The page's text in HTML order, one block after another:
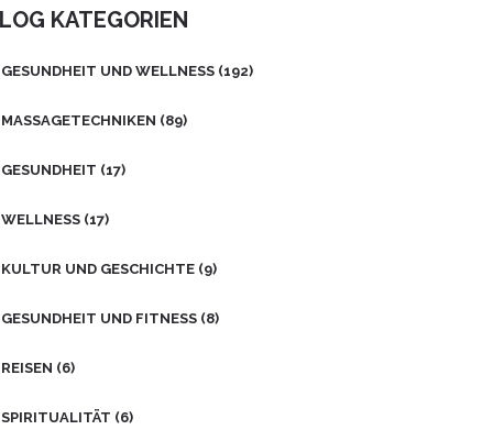
KATEGORIEN
GESUNDHEIT UND WELLNESS (192)
MASSAGETECHNIKEN (89)
GESUNDHEIT (17)
WELLNESS (17)
KULTUR UND GESCHICHTE (9)
GESUNDHEIT UND FITNESS (8)
REISEN (6)
SPIRITUALITÄT (6)